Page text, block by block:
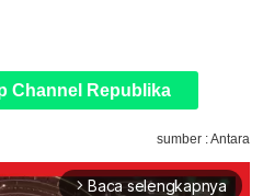
Channel Republika
sumber : Antara
arrow_forward_ios Baca selengkapnya